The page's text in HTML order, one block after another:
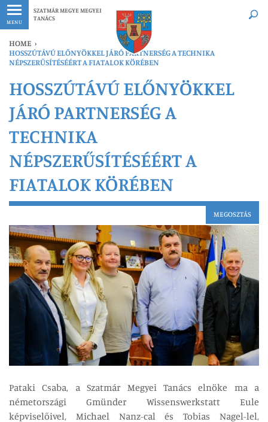
MENU
SZATMÁR MEGYE MEGYEI
TANÁCS
Legfrissebb Bármikor
HOME ›
HOSSZÚTÁVÚ ELŐNYÖKKEL JÁRÓ PARTNERSÉG A TECHNIKA
NÉPSZERŰSÍTÉSÉÉRT A FIATALOK KÖRÉBEN
HOSSZÚTÁVÚ ELŐNYÖKKEL
JÁRÓ PARTNERSÉG A
TECHNIKA
NÉPSZERŰSÍTÉSÉÉRT A
FIATALOK KÖRÉBEN
MEGOSZTÁS
Pataki Csaba, a Szatmár Megyei Tanács elnöke ma a
németországi Gmünder Wissenswerkstatt Eule
képviselőivel, Michael Nanz-cal és Tobias Nagel-lel,